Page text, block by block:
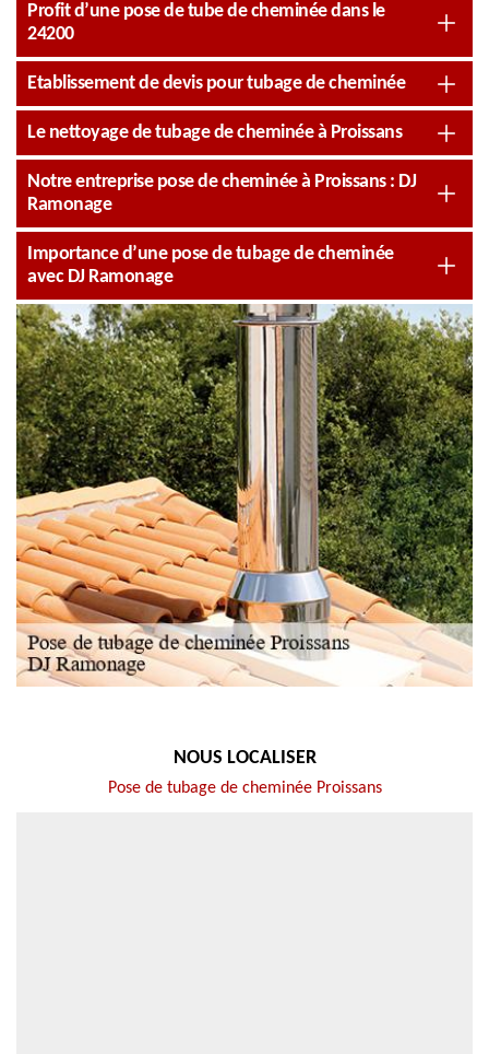
Profit d’une pose de tube de cheminée dans le
24200
Etablissement de devis pour tubage de cheminée
Le nettoyage de tubage de cheminée à Proissans
Notre entreprise pose de cheminée à Proissans : DJ
Ramonage
Importance d’une pose de tubage de cheminée
avec DJ Ramonage
NOUS LOCALISER
Pose de tubage de cheminée Proissans